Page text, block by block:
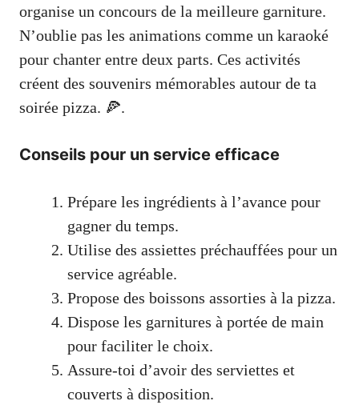
organise un concours de la meilleure garniture.
N’oublie pas les animations comme un karaoké
pour chanter entre deux parts. Ces activités
créent des souvenirs mémorables autour de ta
soirée pizza. 🍕.
Conseils pour un service efficace
Prépare les ingrédients à l’avance pour
gagner du temps.
Utilise des assiettes préchauffées pour un
service agréable.
Propose des boissons assorties à la pizza.
Dispose les garnitures à portée de main
pour faciliter le choix.
Assure-toi d’avoir des serviettes et
couverts à disposition.